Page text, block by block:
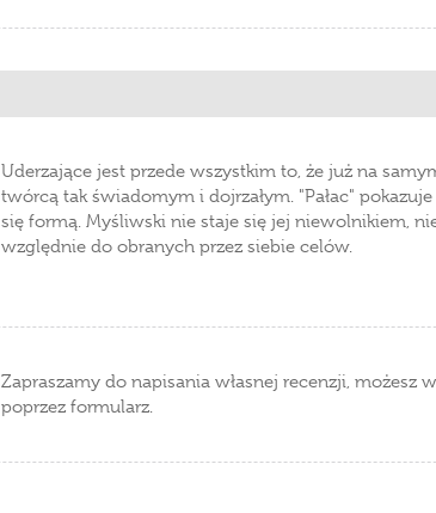
Uderzające jest przede wszystkim to, że już na
twórcą tak świadomym i dojrzałym. "Pałac"
się formą. Myśliwski nie staje się jej niewolnikiem,
względnie do obranych przez siebie celów.
Zapraszamy do napisania własnej recenzji, możesz
poprzez formularz.